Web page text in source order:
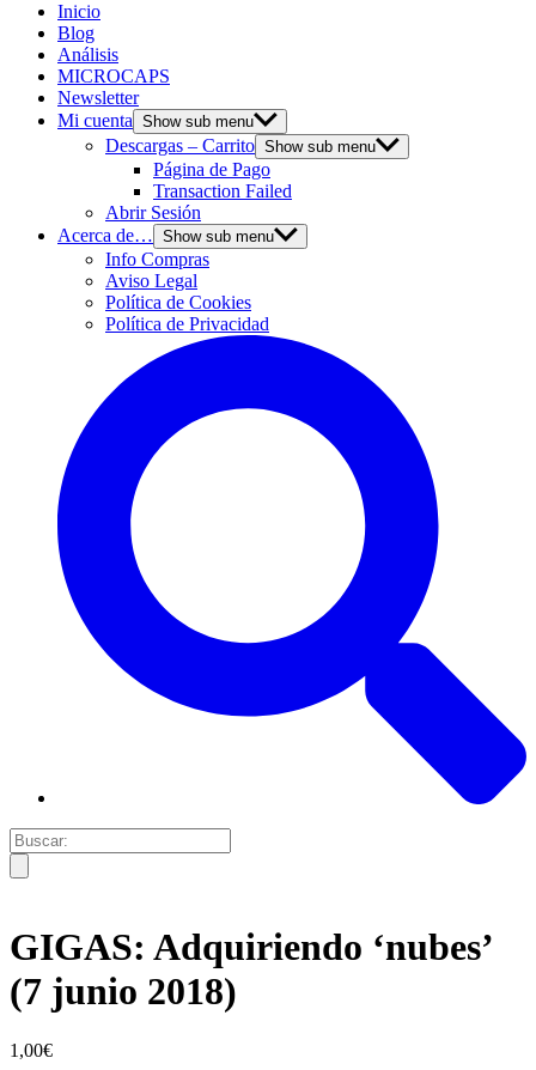
Inicio
Blog
Análisis
MICROCAPS
Newsletter
Mi cuenta Show sub menu
Descargas – Carrito Show sub menu
Página de Pago
Transaction Failed
Abrir Sesión
Acerca de… Show sub menu
Info Compras
Aviso Legal
Política de Cookies
Política de Privacidad
GIGAS: Adquiriendo ‘nubes’
(7 junio 2018)
1,00€